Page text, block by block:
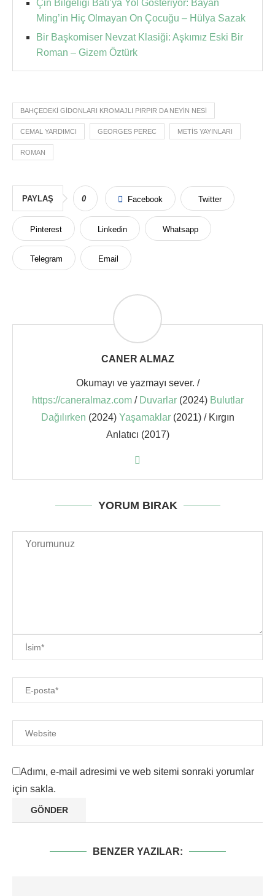
Çin Bilgeliği Batı’ya Yol Gösteriyor: Bayan
Ming’in Hiç Olmayan On Çocuğu – Hülya Sazak
Bir Başkomiser Nevzat Klasiği: Aşkımız Eski Bir
Roman – Gizem Öztürk
BAHÇEDEKI GIDONLARI KROMAJLI PIRPIR DA NEYIN NESI
CEMAL YARDIMCI GEORGES PEREC METIS YAYINLARI
ROMAN
PAYLAŞ 0 Facebook Twitter
Pinterest Linkedin Whatsapp
Telegram Email
CANER ALMAZ
Okumayı ve yazmayı sever. /
https://caneralmaz.com/ Duvarlar (2024) Bulutlar
Dağılırken (2024) Yaşamaklar(2021) / Kırgın
Anlatıcı (2017)
YORUM BIRAK
Adımı, e-mail adresimi ve web sitemi sonraki yorumlar
için sakla.
BENZER YAZILAR: